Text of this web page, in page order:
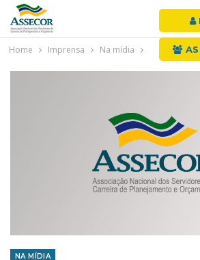
Home Imprensa Na mídia
NA MÍDIA